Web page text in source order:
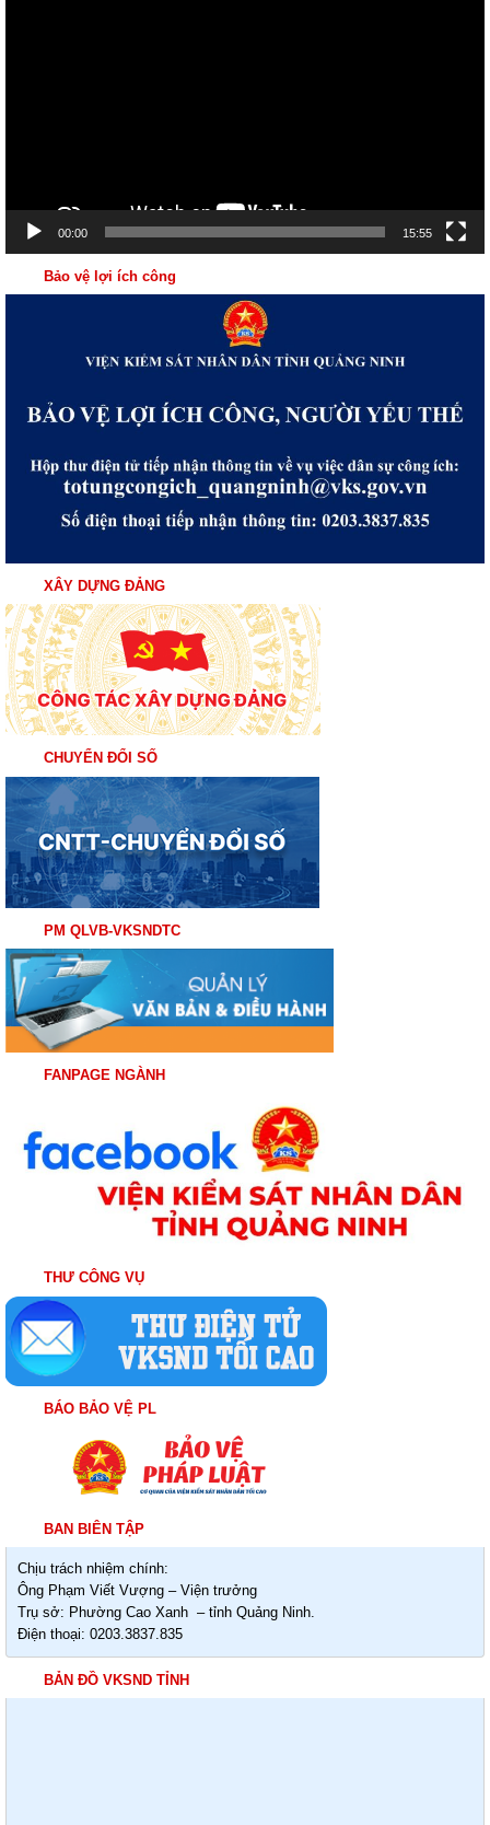
00:00 15:55
Bảo vệ lợi ích công
XÂY DỰNG ĐẢNG
CHUYỂN ĐỔI SỐ
PM QLVB-VKSNDTC
FANPAGE NGÀNH
THƯ CÔNG VỤ
BÁO BẢO VỆ PL
BAN BIÊN TẬP
Chịu trách nhiệm chính:
Ông Phạm Viết Vượng – Viện trưởng
Trụ sở: Phường Cao Xanh – tỉnh Quảng Ninh.
Điện thoại: 0203.3837.835
BẢN ĐỒ VKSND TỈNH